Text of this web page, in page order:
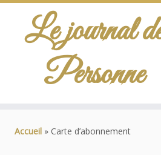
Le journal
Personne
Accueil » Carte d’abonnement